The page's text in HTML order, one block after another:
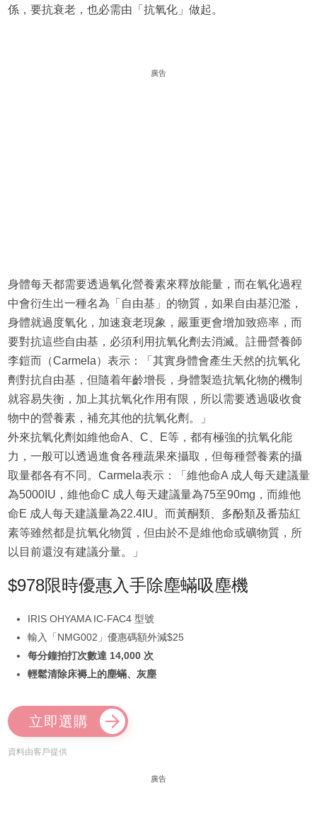
係，要抗衰老，也必需由「抗氧化」做起。
廣告
身體每天都需要透過氧化營養素來釋放能量，而在氧化過程
中會衍生出一種名為「自由基」的物質，如果自由基氾濫，
身體就過度氧化，加速衰老現象，嚴重更會增加致癌率，而
要對抗這些自由基，必須利用抗氧化劑去消滅。註冊營養師
李鎧而（Carmela）表示：「其實身體會產生天然的抗氧化
劑對抗自由基，但隨着年齡增長，身體製造抗氧化物的機制
就容易失衡，加上其抗氧化作用有限，所以需要透過吸收食
物中的營養素，補充其他的抗氧化劑。」
外來抗氧化劑如維他命A、C、E等，都有極強的抗氧化能
力，一般可以透過進食各種蔬果來攝取，但每種營養素的攝
取量都各有不同。Carmela表示：「維他命A 成人每天建議量
為5000IU，維他命C 成人每天建議量為75至90mg，而維他
命E 成人每天建議量為22.4IU。而黃酮類、多酚類及番茄紅
素等雖然都是抗氧化物質，但由於不是維他命或礦物質，所
以目前還沒有建議分量。」
$978限時優惠入手除塵蟎吸塵機
IRIS OHYAMA IC-FAC4 型號
輸入「NMG002」優惠碼額外減$25
每分鐘拍打次數達 14,000 次
輕鬆清除床褥上的塵蟎、灰塵
立即選購
資料由客戶提供
廣告